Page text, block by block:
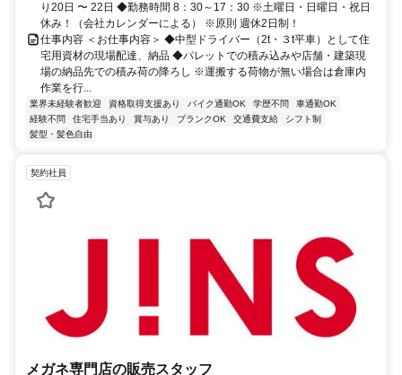
り20日 〜 22日 ◆勤務時間 8：30～17：30 ※土曜日・日曜日・祝日
休み！（会社カレンダーによる） ※原則 週休2日制！
仕事内容 ＜お仕事内容＞ ◆中型ドライバー（2t・３t平車）として住
宅用資材の現場配達、納品 ◆パレットでの積み込みや店舗・建築現
場の納品先での積み荷の降ろし ※運搬する荷物が無い場合は倉庫内
作業を行...
業界未経験者歓迎 資格取得支援あり バイク通勤OK 学歴不問
車通勤OK
経験不問
住宅手当あり 賞与あり ブランクOK 交通費支給
シフト制
髪型・髪色自由
契約社員
メガネ専門店の販売スタッフ